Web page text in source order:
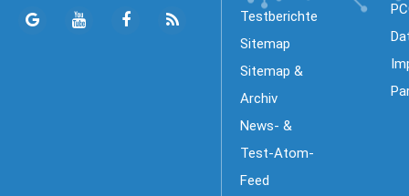
Testberichte
Sitemap
Sitemap &
Archiv
News- &
Test-Atom-
Feed